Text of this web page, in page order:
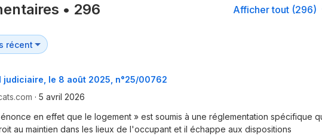
• 296 Afficher tout (296)
judiciaire, le 8 août 2025, n°25/00762
· 5 avril 2026
en effet que le logement » est soumis à une réglementation spécifique
au maintien dans les lieux de l'occupant et il échappe aux dispositions